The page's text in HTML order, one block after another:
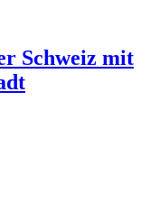
Schweiz mit